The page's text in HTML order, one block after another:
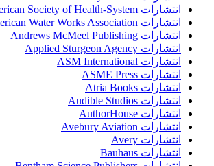
انتشارات American Society of Health-System
انتشارات American Water Works Association
انتشارات Andrews McMeel Publishing
انتشارات Applied Sturgeon Agency
انتشارات ASM International
انتشارات ASME Press
انتشارات Atria Books
انتشارات Audible Studios
انتشارات AuthorHouse
انتشارات Avebury Aviation
انتشارات Avery
انتشارات Bauhaus